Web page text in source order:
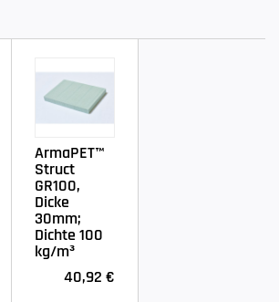
ArmaPET™
Struct
GR100,
Dicke
30mm;
Dichte 100
kg/m³
40,92 €